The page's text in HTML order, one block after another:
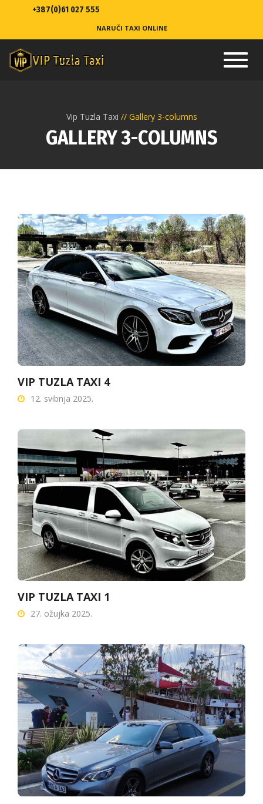
+387(0)61 027 555
NARUČI TAXI ONLINE
Vip Tuzla Taxi Gallery 3-columns
GALLERY 3-COLUMNS
VIP TUZLA TAXI 4
12. svibnja 2025.
VIP TUZLA TAXI 1
27. ožujka 2025.